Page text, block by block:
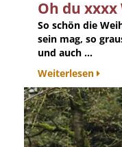
Oh du xxxx
So schön die
sein mag, so
und auch ...
Weiterlesen